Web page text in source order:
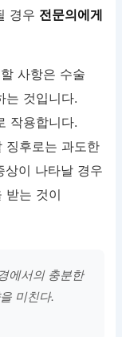
경우 전문의에게
사항은 수술
는 것입니다.
작용합니다.
징후로는 과도한
상이 나타날 경우
받는 것이
에서의 충분한
미친다.